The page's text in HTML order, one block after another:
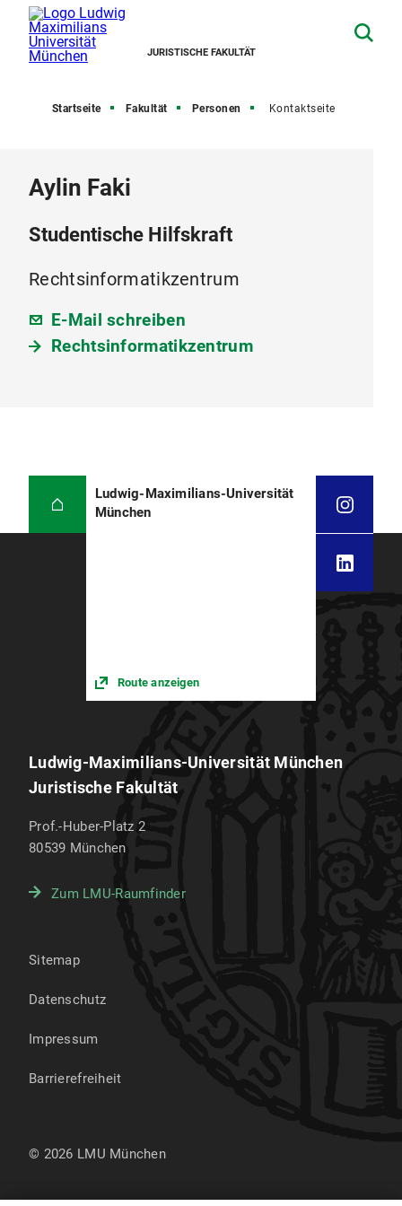
JURISTISCHE FAKULTÄT
Startseite Fakultät Personen Kontaktseite
Aylin Faki
Studentische Hilfskraft
Rechtsinformatikzentrum
E-Mail schreiben
Rechtsinformatikzentrum
Ludwig-Maximilians-Universität
München
Route anzeigen
Ludwig-Maximilians-Universität München
Juristische Fakultät
Prof.-Huber-Platz 2
80539 München
Zum LMU-Raumfinder
Sitemap
Datenschutz
Impressum
Barrierefreiheit
© 2026 LMU München